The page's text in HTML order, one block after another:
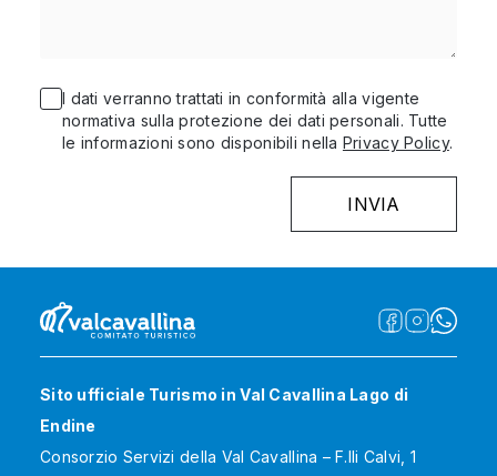
I dati verranno trattati in conformità alla vigente
normativa sulla protezione dei dati personali. Tutte
le informazioni sono disponibili nella Privacy Policy.
Sito ufficiale Turismo in Val Cavallina Lago di
Endine
Consorzio Servizi della Val Cavallina – F.lli Calvi, 1